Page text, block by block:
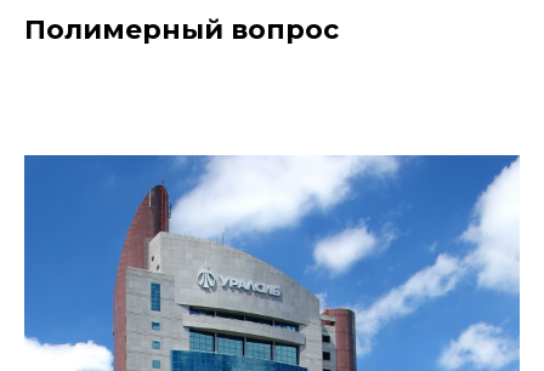
Полимерный вопрос